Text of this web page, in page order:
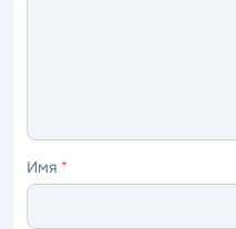
Имя *